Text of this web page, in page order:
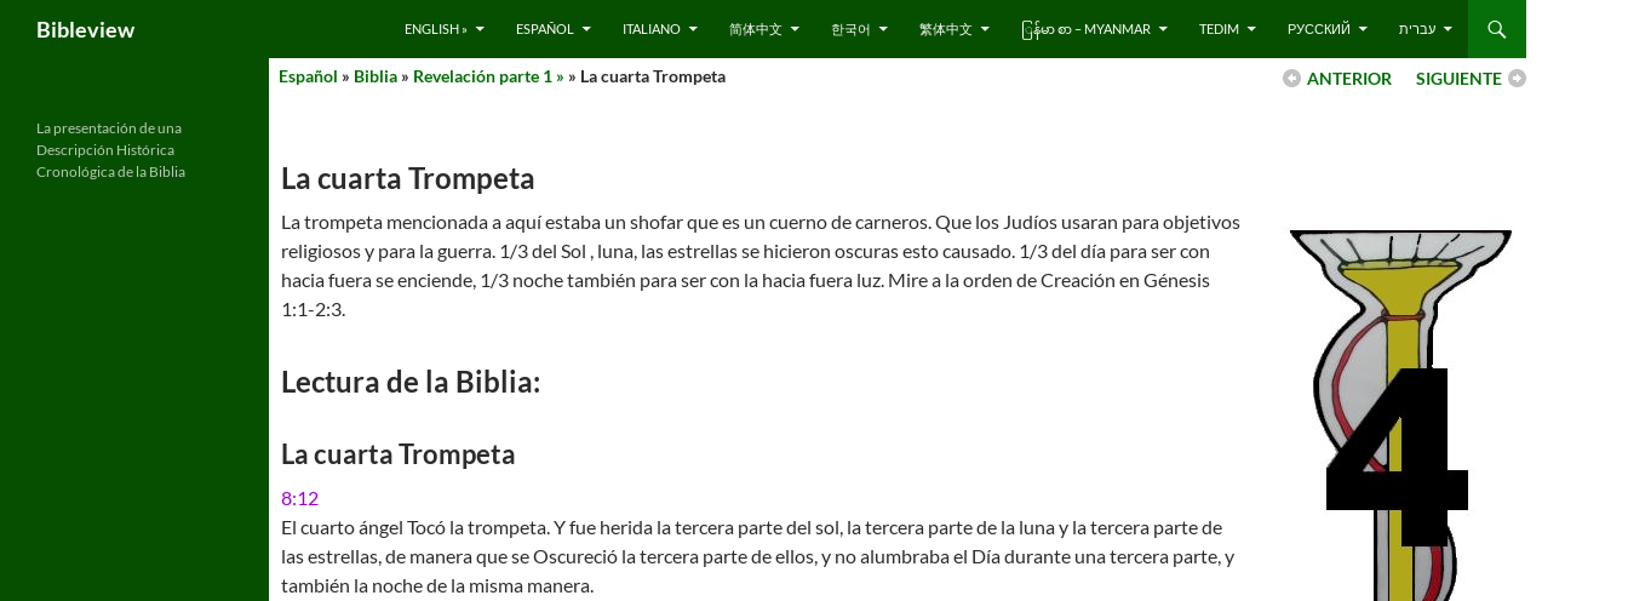
content
Bibleview ENGLISH » ESPAÑOL ITALIANO 简体中文 한국어 繁体中文 ြန်မာ စာ – MYANMAR TEDIM РУССКИЙ עברית
SIGUIENTE
ANTERIOR
Español » Biblia » Revelación parte 1 » » La cuarta Trompeta
La cuarta Trompeta
La trompeta mencionada a aquí estaba un shofar que es un cuerno de carneros. Que los Judíos usaran para objetivos
religiosos y para la guerra. 1/3 del Sol , luna, las estrellas se hicieron oscuras esto causado. 1/3 del día para ser con
hacia fuera se enciende, 1/3 noche también para ser con la hacia fuera luz. Mire a la orden de Creación en Génesis
1:1-2:3.
Lectura de la Biblia:
La cuarta Trompeta
8:12
El cuarto ángel Tocó la trompeta. Y fue herida la tercera parte del sol, la tercera parte de la luna y la tercera parte de
las estrellas, de manera que se Oscureció la tercera parte de ellos, y no alumbraba el Día durante una tercera parte, y
también la noche de la misma manera.
La presentación de una
Descripción Histórica
Cronológica de la Biblia